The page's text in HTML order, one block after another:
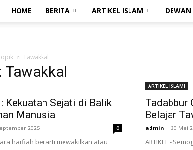
HOME BERITA ARTIKEL ISLAM DEWAN
Tawakkal
Tawakkal
Kekuatan Sejati di Balik
Manusia
2025 0
harfiah berarti mewakilkan atau
ARTIKEL ISLAMI
Tadabbur
Belajar
admin - 30 Mei
ARTIKEL -